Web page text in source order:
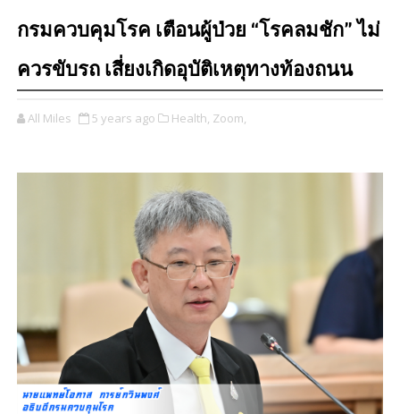
กรมควบคุมโรค เตือนผู้ป่วย “โรคลมชัก” ไม่
ควรขับรถ เสี่ยงเกิดอุบัติเหตุทางท้องถนน
All Miles 5 years ago Health, Zoom,